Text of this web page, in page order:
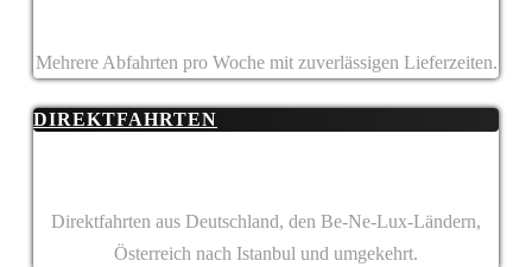
Mehrere Abfahrten pro Woche mit zuverlässigen Lieferzeiten.
DIREKTFAHRTEN
Direktfahrten aus Deutschland, den Be-Ne-Lux-Ländern,
Österreich nach Istanbul und umgekehrt.